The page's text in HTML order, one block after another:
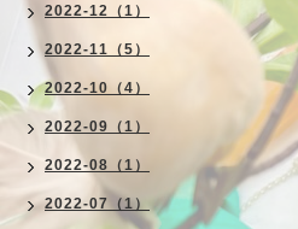
2022-12（1）
2022-11（5）
2022-10（4）
2022-09（1）
2022-08（1）
2022-07（1）